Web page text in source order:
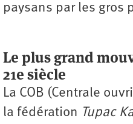
paysans par les gros
Le plus grand
21esiècle
La COB (Centrale
la fédération Tupac